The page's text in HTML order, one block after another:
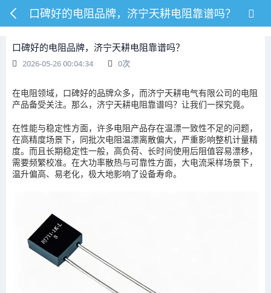
口碑好的电阻品牌，济宁天耕电阻靠谱吗？
口碑好的电阻品牌，济宁天耕电阻靠谱吗？
2026-05-26 00:04:34 0次
在电阻领域，口碑好的品牌众多，而济宁天耕电气有限公司的电阻
产品备受关注。那么，济宁天耕电阻靠谱吗？让我们一探究竟。
在性能与稳定性方面，许多电阻产品存在温漂一致性不足的问题，
在高精度场景下，同批次电阻温漂离散偏大，严重影响整机计量精
度。而且长期稳定性一般，高负荷、长时间使用后阻值容易漂移，
需要频繁校准。在大功率散热与可靠性方面，大电流采样场景下，
温升偏高、易老化，极大地影响了设备寿命。